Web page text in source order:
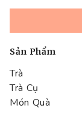
Sản Phẩm
Trà
Trà Cụ
Món Quà